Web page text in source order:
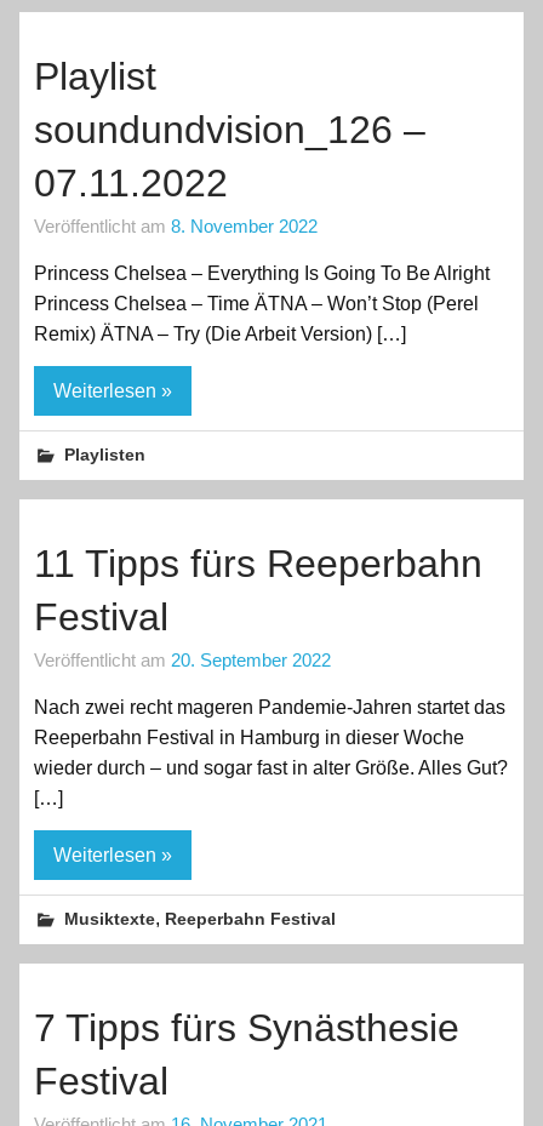
Playlist
soundundvision_126 –
07.11.2022
Veröffentlicht am 8. November 2022
Princess Chelsea – Everything Is Going To Be Alright
Princess Chelsea – Time ÄTNA – Won’t Stop (Perel
Remix) ÄTNA – Try (Die Arbeit Version) […]
Weiterlesen »
Playlisten
11 Tipps fürs Reeperbahn
Festival
Veröffentlicht am 20. September 2022
Nach zwei recht mageren Pandemie-Jahren startet das
Reeperbahn Festival in Hamburg in dieser Woche
wieder durch – und sogar fast in alter Größe. Alles Gut?
[…]
Weiterlesen »
Musiktexte, Reeperbahn Festival
7 Tipps fürs Synästhesie
Festival